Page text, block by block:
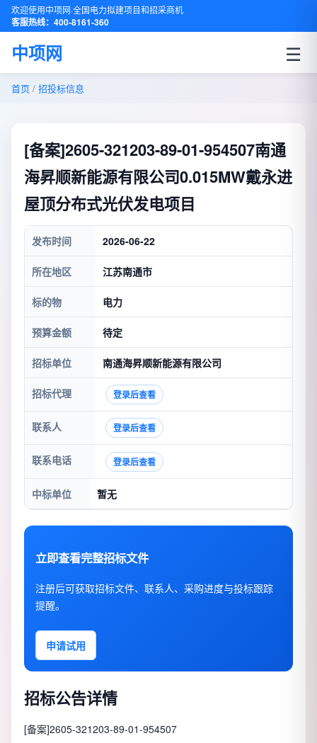
欢迎使用中项网·全国电力拟建项目和招采商机
客服热线：400-8161-360
中项网 ☰
首页 / 招投标信息
[备案]2605-321203-89-01-954507南通
海昇顺新能源有限公司0.015MW戴永进
屋顶分布式光伏发电项目
发布时间 2026-06-22
所在地区 江苏南通市
标的物 电力
预算金额 待定
招标单位 南通海昇顺新能源有限公司
招标代理 登录后查看
联系人 登录后查看
联系电话 登录后查看
中标单位 暂无
立即查看完整招标文件
注册后可获取招标文件、联系人、采购进度与投标跟踪
提醒。
申请试用
招标公告详情
[备案]2605-321203-89-01-954507